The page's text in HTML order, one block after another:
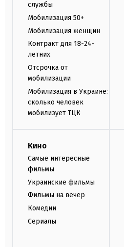
службы
Мобилизация 50+
Мобилизация женщин
Контракт для 18-24-
летних
Отсрочка от
мобилизации
Мобилизация в Украине:
сколько человек
мобилизует ТЦК
Кино
Самые интересные
фильмы
Украинские фильмы
Фильмы на вечер
Комедии
Сериалы